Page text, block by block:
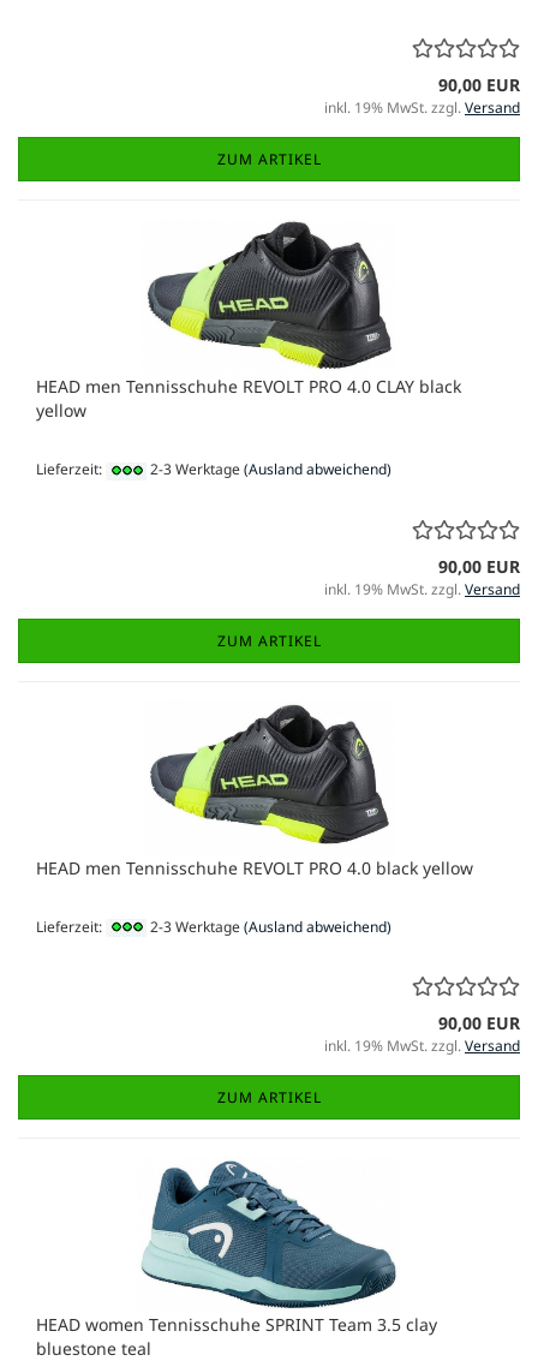
90,00 EUR
inkl. 19% MwSt. zzgl.Versand
ZUM ARTIKEL
HEAD men Tennisschuhe REVOLT PRO 4.0 CLAY black
yellow
Lieferzeit: 2-3 Werktage(Ausland abweichend)
90,00 EUR
inkl. 19% MwSt. zzgl.Versand
ZUM ARTIKEL
HEAD men Tennisschuhe REVOLT PRO 4.0 black yellow
Lieferzeit: 2-3 Werktage(Ausland abweichend)
90,00 EUR
inkl. 19% MwSt. zzgl.Versand
ZUM ARTIKEL
HEAD women Tennisschuhe SPRINT Team 3.5 clay
bluestone teal